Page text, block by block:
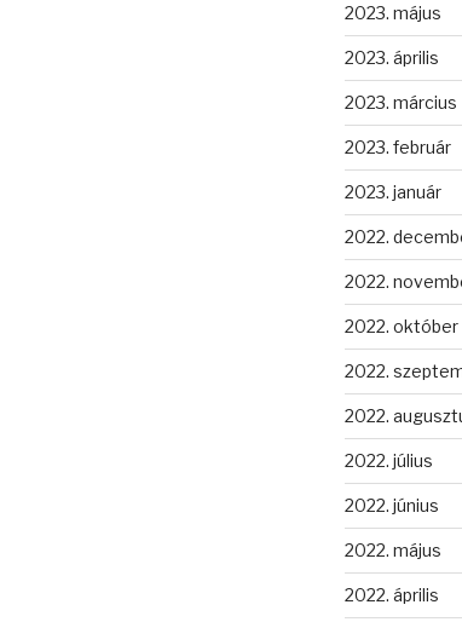
2023. május
2023. április
2023. március
2023. február
2023. január
2022.
2022.
2022. október
2022.
2022.
2022. július
2022. június
2022. május
2022. április